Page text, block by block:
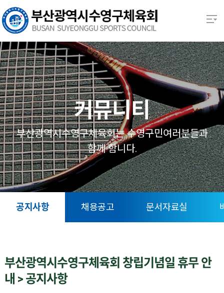
본문 바로가기
열기
열기
열기
열기
열기
열기
커뮤니티
부산광역시수영구체육회는 수영구민여러분들과
함께 함니다.
공지사항 채용공고 문서자료실
부산광역시수영구체육회 창립기념일 휴무 안
내 > 공지사항